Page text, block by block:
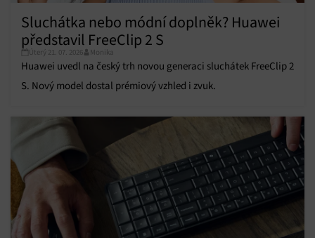
údajů, Propojení různých zařízení, Identifikace
zařízení na základě automaticky přenášených
informací.
Zajištění bezpečnosti, předcházení a zjišťování
podvodů a odstraňování chyb, Poskytování a
voleb ochrany osobních údajů.
Sluchátka nebo módní doplněk? Huawei
představil FreeClip 2 S
Úterý 21. 07. 2026 Monika
Huawei uvedl na český trh novou generaci sluchátek FreeClip 2
S. Nový model dostal prémiový vzhled i zvuk.